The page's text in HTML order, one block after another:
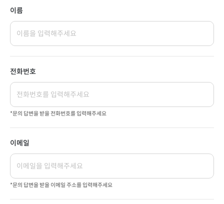
이름
전화번호
*문의 답변을 받을 전화번호를 입력해주세요
이메일
*문의 답변을 받을 이메일 주소를 입력해주세요